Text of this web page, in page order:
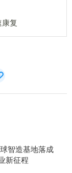
复
智造基地落成
新征程